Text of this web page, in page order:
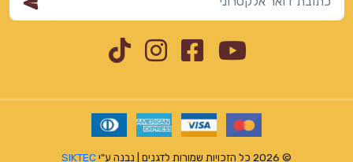
YouTube
Facebook
Instagram
TikTok
© 2026 כל הזכויות שמורות לדגנים | נבנה ע"י SIKTEC